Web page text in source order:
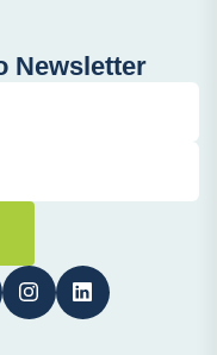
Newsletter